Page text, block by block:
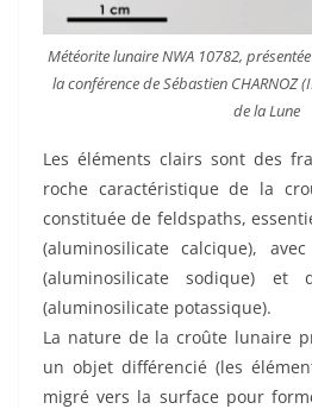
Météorite lunaire NWA 10782,
la conférence de Sébastien CHARNOZ
de la Lune
Les éléments clairs sont des
roche caractéristique de la
constituée de feldspaths,
(aluminosilicate calcique),
(aluminosilicate sodique) et
(aluminosilicate potassique).
La nature de la croûte lunaire
un objet différencié (les
migré vers la surface pour